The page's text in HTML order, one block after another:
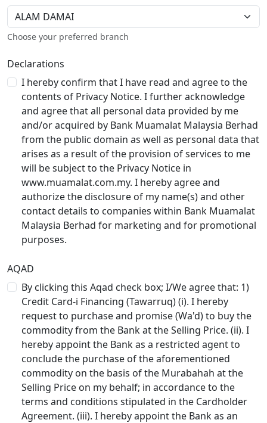
Choose your preferred branch
Declarations
I hereby confirm that I have read and agree to the
contents of Privacy Notice. I further acknowledge
and agree that all personal data provided by me
and/or acquired by Bank Muamalat Malaysia Berhad
from the public domain as well as personal data that
arises as a result of the provision of services to me
will be subject to the Privacy Notice in
www.muamalat.com.my. I hereby agree and
authorize the disclosure of my name(s) and other
contact details to companies within Bank Muamalat
Malaysia Berhad for marketing and for promotional
purposes.
AQAD
By clicking this Aqad check box; I/We agree that: 1)
Credit Card-i Financing (Tawarruq) (i). I hereby
request to purchase and promise (Wa'd) to buy the
commodity from the Bank at the Selling Price. (ii). I
hereby appoint the Bank as a restricted agent to
conclude the purchase of the aforementioned
commodity on the basis of the Murabahah at the
Selling Price on my behalf; in accordance to the
terms and conditions stipulated in the Cardholder
Agreement. (iii). I hereby appoint the Bank as an